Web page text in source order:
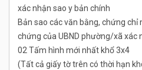
xác nhận sao y bản chính
Bản sao các văn bằng, chứng chỉ
chứng của UBND phường/xã xác
02 Tấm hình mới nhất khổ 3x4
(Tất cả giấy tờ trên có thời hạn